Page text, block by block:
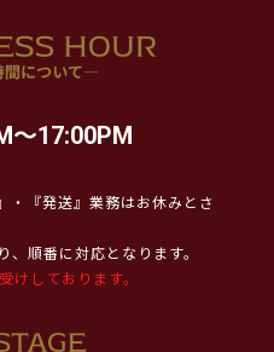
～17:00PM
・『発送』業務はお休みとさ
順番に対応となります。
けしております。